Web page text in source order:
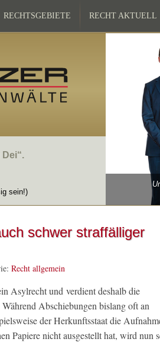
RECHTSGEBIETE RECHT AKTUELL
sein!)
schwer straffälliger
Recht allgemein
Asylrecht und verdient deshalb die
Abschiebungen bislang oft an
der Herkunftsstaat die
Papiere nicht ausgestellt hat, wird nun